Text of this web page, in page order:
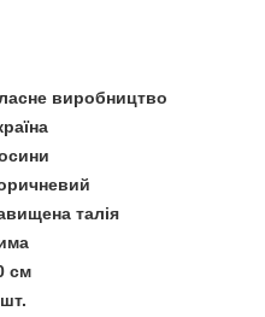
виробництво
талія
см